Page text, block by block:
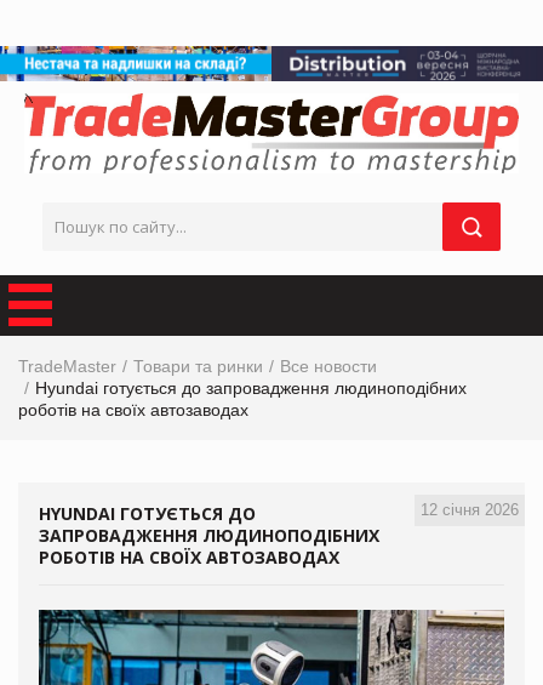
TradeMaster Товари та ринки
Все новости
Hyundai готується до запровадження людиноподібних
роботів на своїх автозаводах
12 січня 2026
HYUNDAI ГОТУЄТЬСЯ ДО
ЗАПРОВАДЖЕННЯ ЛЮДИНОПОДІБНИХ
РОБОТІВ НА СВОЇХ АВТОЗАВОДАХ